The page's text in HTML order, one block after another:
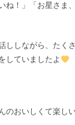
ね！」「お星さま
ししながら、たく
していましたよ
のおいしくて楽し